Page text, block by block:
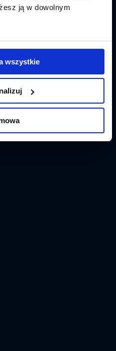
ją w dowolnym
wszystkie